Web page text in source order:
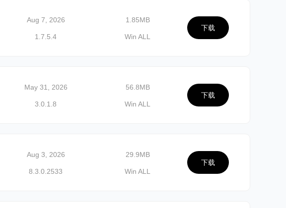
Aug 7, 2026
1.7.5.4
1.85MB
Win ALL
下载
May 31, 2026
3.0.1.8
56.8MB
Win ALL
下载
Aug 3, 2026
8.3.0.2533
29.9MB
Win ALL
下载